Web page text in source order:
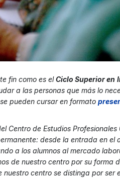
fin como es elCiclo Superior en
a las personas que más lo
pueden cursar en formato
Centro de Estudios Profesionales
desde la entrada en el
a los alumnos al mercado
de nuestro centro por su forma
centro se distinga por ser